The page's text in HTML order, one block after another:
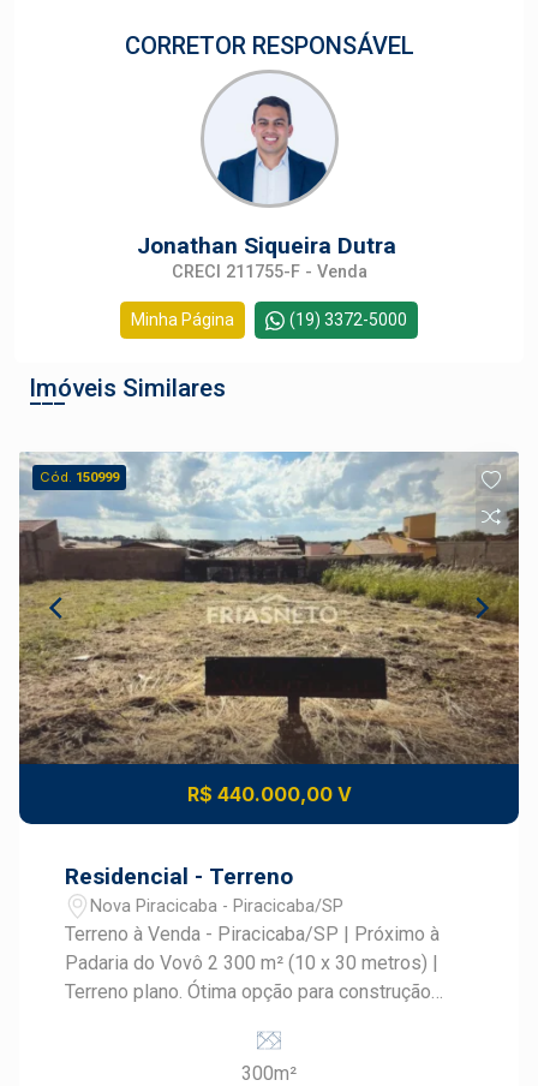
CORRETOR RESPONSÁVEL
Jonathan Siqueira Dutra
CRECI 211755-F - Venda
Minha Página (19) 3372-5000
Imóveis Similares
Cód. 150999
R$ 440.000,00 V
Residencial - Terreno
Nova Piracicaba - Piracicaba/SP
Terreno à Venda - Piracicaba/SP | Próximo à
Padaria do Vovô 2 300 m² (10 x 30 metros) |
Terreno plano. Ótima opção para construção
privilegiada, em rua tranquila e próxima a
300m²